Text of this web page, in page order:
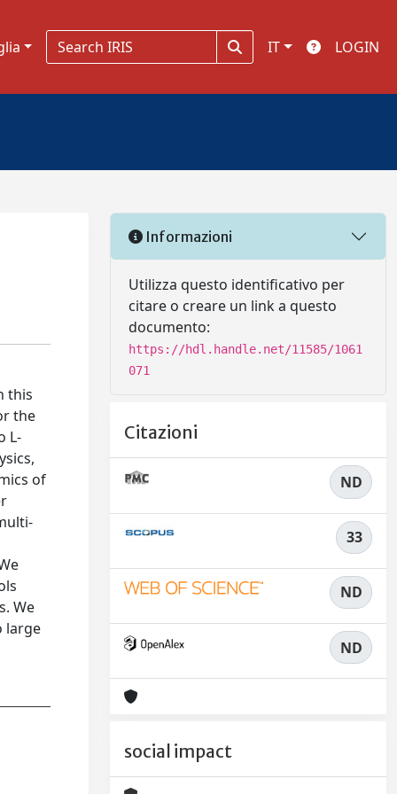
IT LOGIN
this
the
L-
of
We
large
Informazioni
Utilizza questo identificativo per
citare o creare un link a questo
documento:
https://hdl.handle.net/11585/1061
071
Citazioni
ND
33
ND
ND
social impact